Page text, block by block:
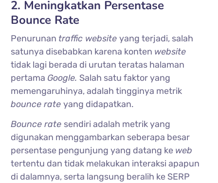
2. Meningkatkan Persentase
Bounce Rate
Penurunan traffic websiteyang terjadi, salah
satunya disebabkan karena konten website
tidak lagi berada di urutan teratas halaman
pertama Google. Salah satu faktor yang
memengaruhinya, adalah tingginya metrik
bounce rateyang didapatkan.
Bounce rate sendiri adalah metrik yang
digunakan menggambarkan seberapa besar
persentase pengunjung yang datang ke web
tertentu dan tidak melakukan interaksi apapun
di dalamnya, serta langsung beralih ke SERP